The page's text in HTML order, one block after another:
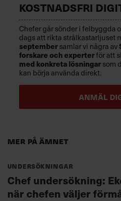
Mer på ämnet
Undersökningar
Chef undersökning:
när chefen väljer
KOSTNADSFRI
Chefer går sönder i felbyggda
dags att rikta strålkastarljuset
septembersamlar vi några av
forskare och experterför att
med konkreta lösningarsom
kan börja använda direkt.
ANMÄL